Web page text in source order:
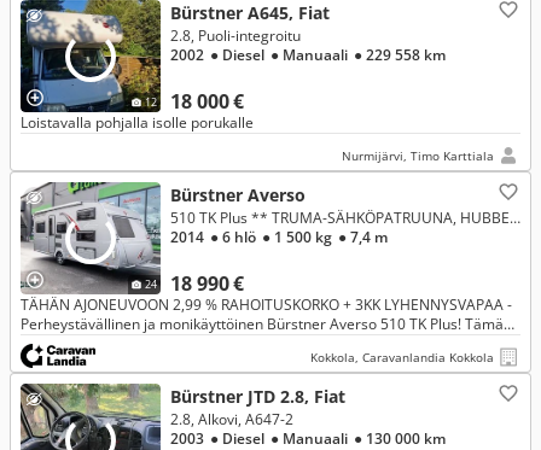
12
Bürstner A645, Fiat
18 000 €
2.8, Puoli-integroitu
2002 ● Diesel ● Manuaali ● 229 558 km
Loistavalla pohjalla isolle porukalle
Nurmijärvi, Timo Karttiala
24
Bürstner Averso
18 990 €
510 TK Plus ** TRUMA-SÄHKÖPATRUUNA, HUBBET-YLÄVUODE, KERROSSÄNKY **
2014 ● 6 hlö ● 1 500 kg ● 7,4 m
TÄHÄN AJONEUVOON 2,99 % RAHOITUSKORKO + 3KK LYHENNYSVAPAA -
Perheystävällinen ja monikäyttöinen Bürstner Averso 510 TK Plus! Tämä
vaunu on suunniteltu tarjoamaan väljyyttä ja mukavuutta perheen yhteis
Kokkola, Caravanlandia Kokkola
Bürstner JTD 2.8, Fiat
2.8, Alkovi, A647-2
2003 ● Diesel ● Manuaali ● 130 000 km